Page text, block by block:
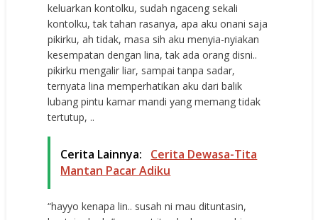
keluarkan kontolku, sudah ngaceng sekali
kontolku, tak tahan rasanya, apa aku onani saja
pikirku, ah tidak, masa sih aku menyia-nyiakan
kesempatan dengan lina, tak ada orang disni..
pikirku mengalir liar, sampai tanpa sadar,
ternyata lina memperhatikan aku dari balik
lubang pintu kamar mandi yang memang tidak
tertutup, ..
Cerita Lainnya:
Cerita Dewasa-Tita
Mantan Pacar Adiku
“hayyo kenapa lin.. susah ni mau dituntasin,